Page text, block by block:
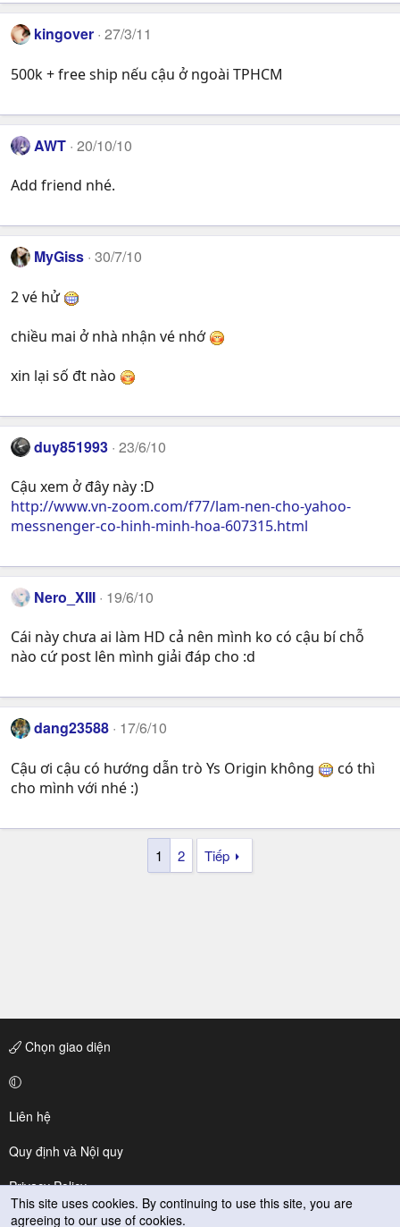
kingover 27/3/11
500k + free ship nếu cậu ở ngoài TPHCM
AWT 20/10/10
Add friend nhé.
MyGiss 30/7/10
2 vé hử
chiều mai ở nhà nhận vé nhớ
xin lại số đt nào
duy851993 23/6/10
Cậu xem ở đây này :D
http://www.vn-zoom.com/f77/lam-nen-cho-yahoo-
messnenger-co-hinh-minh-hoa-607315.html
Nero_XIII 19/6/10
Cái này chưa ai làm HD cả nên mình ko có cậu bí chỗ
nào cứ post lên mình giải đáp cho :d
dang23588 17/6/10
Cậu ơi cậu có hướng dẫn trò Ys Origin không
có thì
cho mình với nhé :)
1 2 Tiếp
Chọn giao diện
Liên hệ
Quy định và Nội quy
Privacy Policy
Trợ giúp
This site uses cookies. By continuing to use this site, you are
agreeing to our use of cookies.